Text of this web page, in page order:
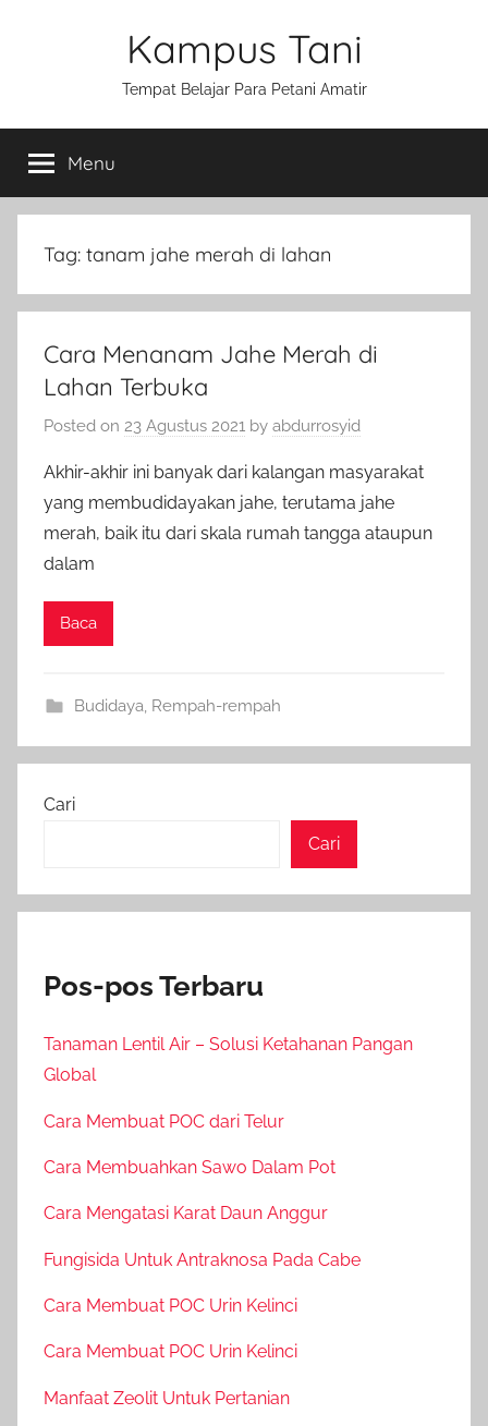
Kampus Tani
Tempat Belajar Para Petani Amatir
Menu
Tag: tanam jahe merah di lahan
Cara Menanam Jahe Merah di
Lahan Terbuka
Posted on 23 Agustus 2021 by abdurrosyid
Akhir-akhir ini banyak dari kalangan masyarakat
yang membudidayakan jahe, terutama jahe
merah, baik itu dari skala rumah tangga ataupun
dalam
Baca
Budidaya Rempah-rempah
Cari
Cari
Pos-pos Terbaru
Tanaman Lentil Air – Solusi Ketahanan Pangan
Global
Cara Membuat POC dari Telur
Cara Membuahkan Sawo Dalam Pot
Cara Mengatasi Karat Daun Anggur
Fungisida Untuk Antraknosa Pada Cabe
Cara Membuat POC Urin Kelinci
Cara Membuat POC Urin Kelinci
Manfaat Zeolit Untuk Pertanian